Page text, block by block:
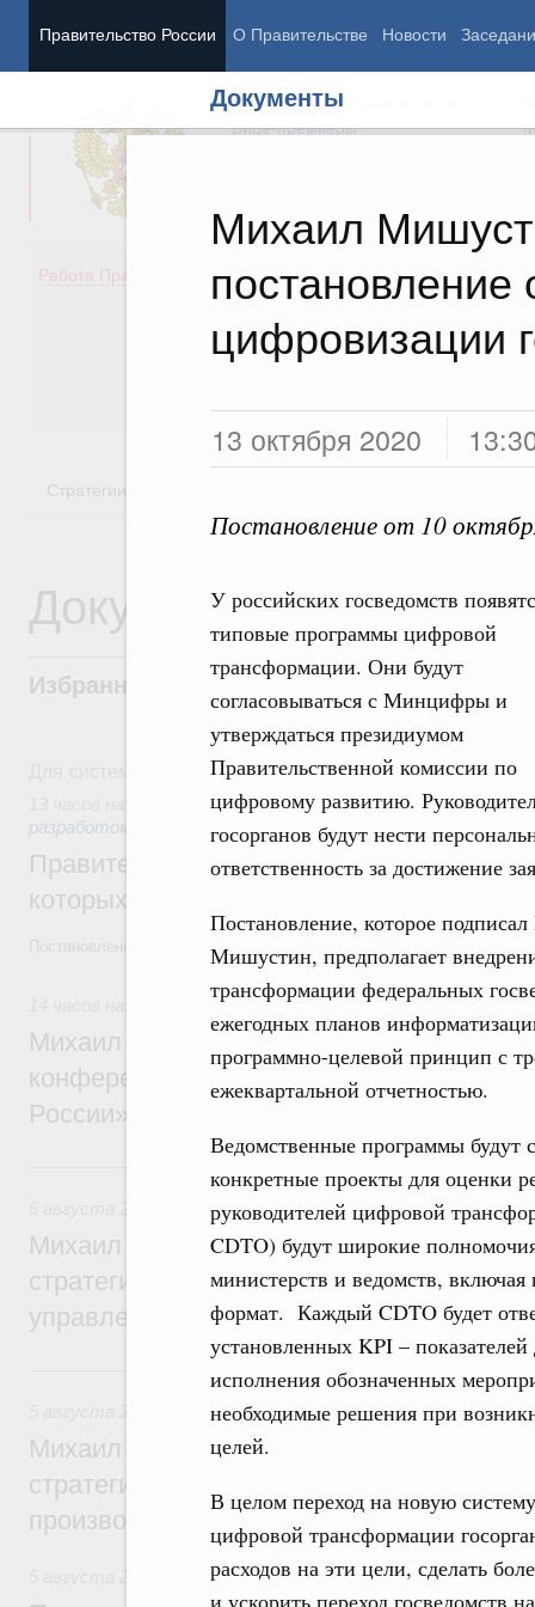
Правительство России О Правительстве Новости
Документы
Михаил
постановление
цифровизации
13 октября 2020
Постановление от 10
У российских госведомств
типовые программы цифровой
трансформации. Они будут
согласовываться с Минцифры и
утверждаться президиумом
Правительственной комиссии по
цифровому развитию.
госорганов будут нести
ответственность за достижение
Постановление, которое
Мишустин, предполагает
трансформации федеральных
ежегодных планов
программно-целевой принцип с
ежеквартальной отчетностью.
Ведомственные программы будут
конкретные проекты для оценки
руководителей цифровой
CDTO) будут широкие
министерств и ведомств,
формат. Каждый CDTO будет
установленных KPI –
исполнения обозначенных
необходимые решения при
целей.
В целом переход на новую
цифровой трансформации
расходов на эти цели, сделать
и ускорить переход госведомств
Председатель Правительства
Вице-премьеры
Работа Правительства
Демография
Здоровье
Культура
Стратегии
Документы
Избранные документы со справками к
Для системного поиска перейдите в раздел "Поиск по
Государственная политика в сфере
разработок
Правительство расширило перечень
которых освобождаются от НДФЛ
Постановление от 5 августа 2026 года №978
Отрасль информационных технологий
Михаил Мишустин дал поручения по
конференции «Цифровая индустрия
России»
Технологическое развитие. Инновации
Михаил Мишустин дал поручения по
стратегической сессии о
управления научно-технологическим
5 августа, среда
Вопросы производительности труда и
Михаил Мишустин дал поручения по
стратегической сессии, посвящённой
производительности труда
Национальный проект «Экологическое